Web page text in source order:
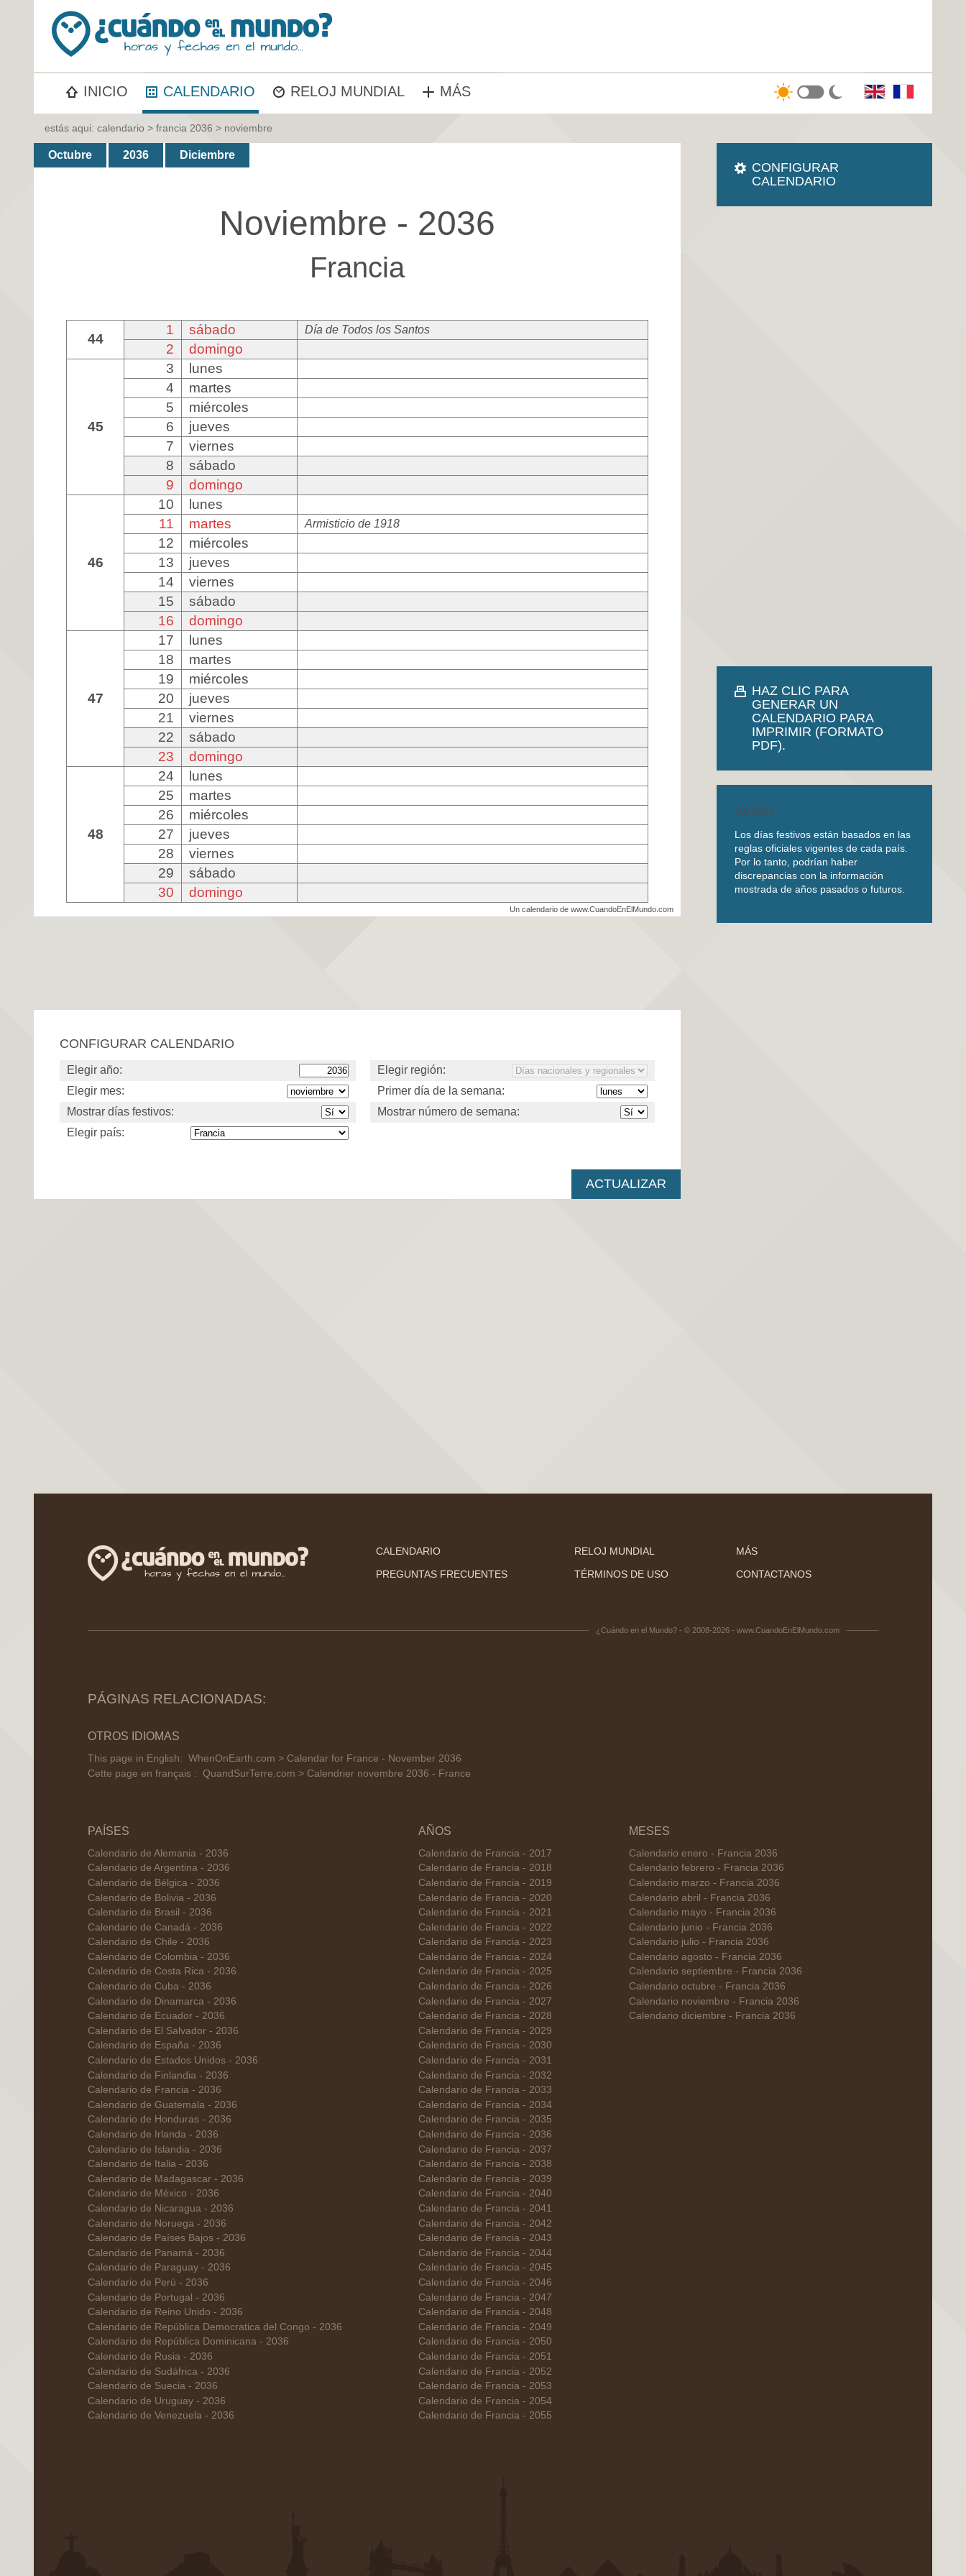
INICIO CALENDARIO RELOJ MUNDIAL MÁS
estás aqui: calendario > francia 2036 > noviembre
Octubre 2036 Diciembre
Noviembre - 2036
Francia
44
1 sábado Día de Todos los Santos
2 domingo
45
3
lunes
4
martes
5
miércoles
6
jueves
7
viernes
8
sábado
9
domingo
46
10
lunes
11
martes Armisticio de 1918
12
miércoles
13
jueves
14
viernes
15
sábado
16
domingo
47
17
lunes
18
martes
19
miércoles
20
jueves
21
viernes
22
sábado
23
domingo
48
24
lunes
25
martes
26
miércoles
27
jueves
28
viernes
29
sábado
30
domingo
Un calendario de www.CuandoEnElMundo.com
CONFIGURAR CALENDARIO
Elegir año:
Elegir mes:
Mostrar días festivos:
Elegir país:
Elegir región:
Primer día de la semana:
Mostrar número de semana:
CONFIGURAR
CALENDARIO
HAZ CLIC PARA
GENERAR UN
CALENDARIO PARA
IMPRIMIR (FORMATO
PDF).
AVISO
Los días festivos están basados en las
reglas oficiales vigentes de cada país.
Por lo tanto, podrían haber
discrepancias con la información
mostrada de años pasados o futuros.
CALENDARIO RELOJ MUNDIAL
MÁS
PREGUNTAS FRECUENTES
TÉRMINOS DE USO CONTACTANOS
¿Cuándo en el Mundo? - © 2008-2026 - www.CuandoEnElMundo.com
PÁGINAS RELACIONADAS:
OTROS IDIOMAS
This page in English: WhenOnEarth.com > Calendar for France - November 2036
Cette page en français : QuandSurTerre.com > Calendrier novembre 2036 - France
PAÍSES
Calendario de Alemania - 2036
Calendario de Argentina - 2036
Calendario de Bélgica - 2036
Calendario de Bolivia - 2036
Calendario de Brasil - 2036
Calendario de Canadá - 2036
Calendario de Chile - 2036
Calendario de Colombia - 2036
Calendario de Costa Rica - 2036
Calendario de Cuba - 2036
Calendario de Dinamarca - 2036
Calendario de Ecuador - 2036
Calendario de El Salvador - 2036
Calendario de España - 2036
Calendario de Estados Unidos - 2036
Calendario de Finlandia - 2036
Calendario de Francia - 2036
Calendario de Guatemala - 2036
Calendario de Honduras - 2036
Calendario de Irlanda - 2036
Calendario de Islandia - 2036
Calendario de Italia - 2036
Calendario de Madagascar - 2036
Calendario de México - 2036
Calendario de Nicaragua - 2036
Calendario de Noruega - 2036
Calendario de Países Bajos - 2036
Calendario de Panamá - 2036
Calendario de Paraguay - 2036
Calendario de Perú - 2036
Calendario de Portugal - 2036
Calendario de Reino Unido - 2036
Calendario de República Democratica del Congo - 2036
Calendario de República Dominicana - 2036
Calendario de Rusia - 2036
Calendario de Sudáfrica - 2036
Calendario de Suecia - 2036
Calendario de Uruguay - 2036
Calendario de Venezuela - 2036
AÑOS
Calendario de Francia - 2017
Calendario de Francia - 2018
Calendario de Francia - 2019
Calendario de Francia - 2020
Calendario de Francia - 2021
Calendario de Francia - 2022
Calendario de Francia - 2023
Calendario de Francia - 2024
Calendario de Francia - 2025
Calendario de Francia - 2026
Calendario de Francia - 2027
Calendario de Francia - 2028
Calendario de Francia - 2029
Calendario de Francia - 2030
Calendario de Francia - 2031
Calendario de Francia - 2032
Calendario de Francia - 2033
Calendario de Francia - 2034
Calendario de Francia - 2035
Calendario de Francia - 2036
Calendario de Francia - 2037
Calendario de Francia - 2038
Calendario de Francia - 2039
Calendario de Francia - 2040
Calendario de Francia - 2041
Calendario de Francia - 2042
Calendario de Francia - 2043
Calendario de Francia - 2044
Calendario de Francia - 2045
Calendario de Francia - 2046
Calendario de Francia - 2047
Calendario de Francia - 2048
Calendario de Francia - 2049
Calendario de Francia - 2050
Calendario de Francia - 2051
Calendario de Francia - 2052
Calendario de Francia - 2053
Calendario de Francia - 2054
Calendario de Francia - 2055
MESES
Calendario enero - Francia 2036
Calendario febrero - Francia 2036
Calendario marzo - Francia 2036
Calendario abril - Francia 2036
Calendario mayo - Francia 2036
Calendario junio - Francia 2036
Calendario julio - Francia 2036
Calendario agosto - Francia 2036
Calendario septiembre - Francia 2036
Calendario octubre - Francia 2036
Calendario noviembre - Francia 2036
Calendario diciembre - Francia 2036